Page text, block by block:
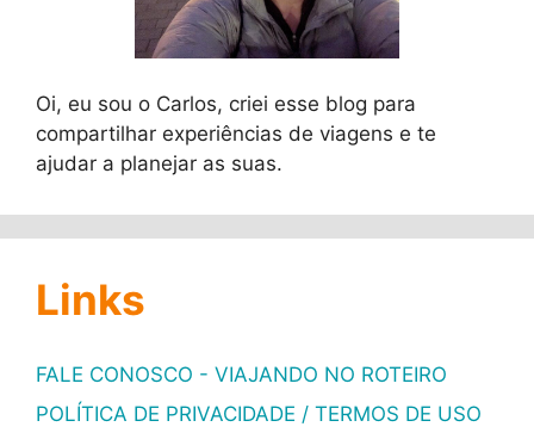
Oi, eu sou o Carlos, criei esse blog para
compartilhar experiências de viagens e te
ajudar a planejar as suas.
Links
FALE CONOSCO - VIAJANDO NO ROTEIRO
POLÍTICA DE PRIVACIDADE / TERMOS DE USO